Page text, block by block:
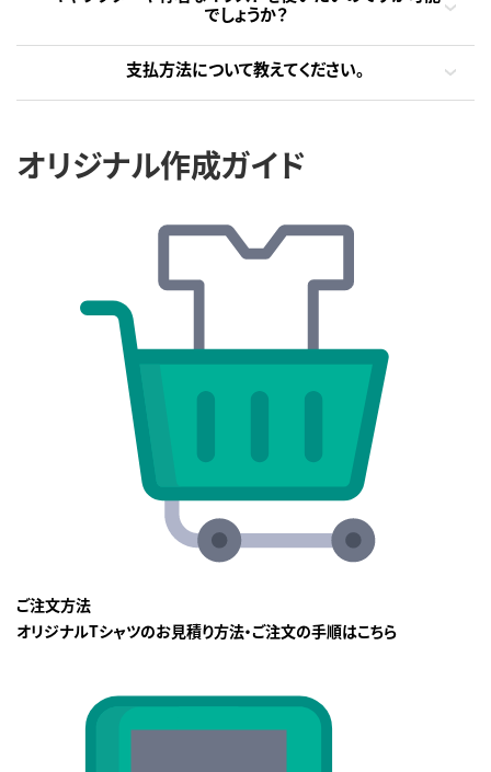
でしょうか？
支払方法について教えてください。
オリジナル作成ガイド
ご注文方法
オリジナルTシャツのお見積り方法・ご注文の手順はこちら